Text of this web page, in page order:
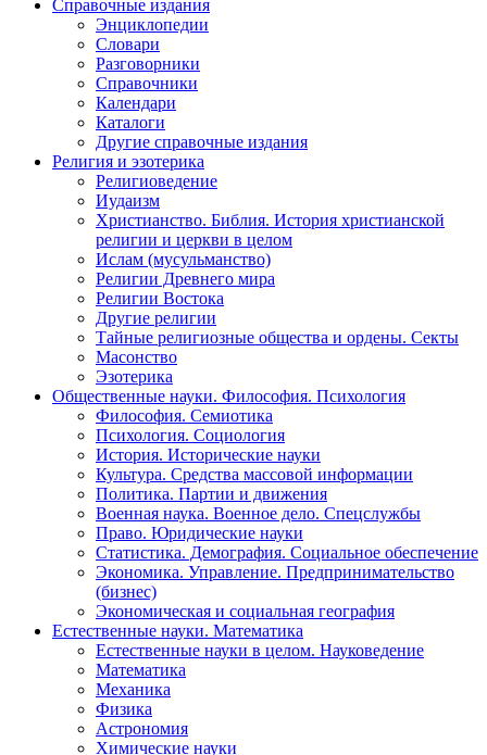
Справочные издания
Энциклопедии
Словари
Разговорники
Справочники
Календари
Каталоги
Другие справочные издания
Религия и эзотерика
Религиоведение
Иудаизм
Христианство. Библия. История христианской
религии и церкви в целом
Ислам (мусульманство)
Религии Древнего мира
Религии Востока
Другие религии
Тайные религиозные общества и ордены. Секты
Масонство
Эзотерика
Общественные науки. Философия. Психология
Философия. Семиотика
Психология. Социология
История. Исторические науки
Культура. Средства массовой информации
Политика. Партии и движения
Военная наука. Военное дело. Спецслужбы
Право. Юридические науки
Статистика. Демография. Социальное обеспечение
Экономика. Управление. Предпринимательство
(бизнес)
Экономическая и социальная география
Естественные науки. Математика
Естественные науки в целом. Науковедение
Математика
Механика
Физика
Астрономия
Химические науки